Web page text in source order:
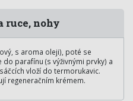
ruce, nohy
s aroma oleji), poté se
parafínu (s výživnými prvky) a
vloží do termorukavic.
regeneračním krémem.